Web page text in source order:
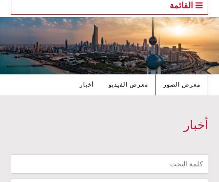
القائمة
معرض الصور معرض الفيديو أخبار
أخبار